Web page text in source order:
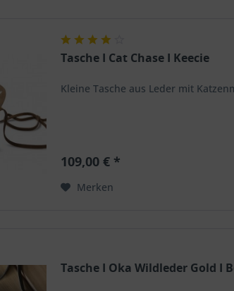
Tasche I Cat Chase I Keecie
Kleine Tasche aus Leder mit
109,00 € *
Merken
Tasche I Oka Wildleder Gold I